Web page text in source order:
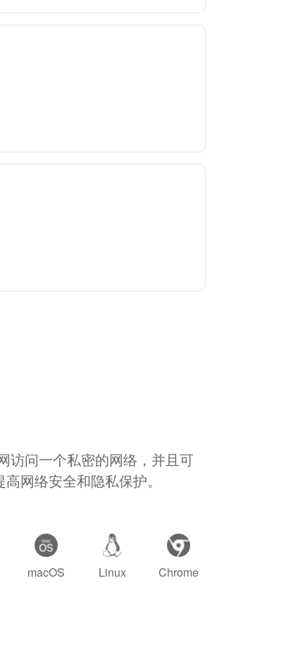
访问一个私密的网络，并且可
网络安全和隐私保护。
macOS Linux Chrome